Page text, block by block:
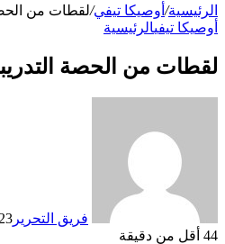
الرئيسية/ أوصيكا تيفي/لقطات من الحصة
أوصيكا تيفيالرئيسية
لقطات من الحصة التدريبية ليوم
فريق التحرير
44 أقل من دقيقة